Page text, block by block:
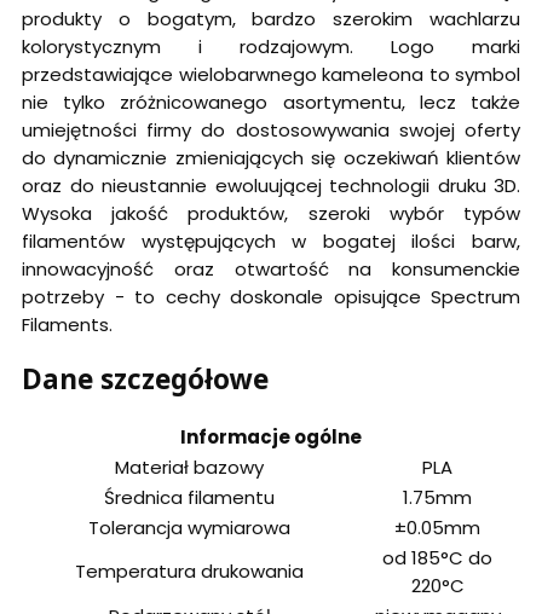
produkty o bogatym, bardzo szerokim wachlarzu
kolorystycznym i rodzajowym. Logo marki
przedstawiające wielobarwnego kameleona to symbol
nie tylko zróżnicowanego asortymentu, lecz także
umiejętności firmy do dostosowywania swojej oferty
do dynamicznie zmieniających się oczekiwań klientów
oraz do nieustannie ewoluującej technologii druku 3D.
Wysoka jakość produktów, szeroki wybór typów
filamentów występujących w bogatej ilości barw,
innowacyjność oraz otwartość na konsumenckie
potrzeby - to cechy doskonale opisujące Spectrum
Filaments.
Dane szczegółowe
Informacje ogólne
Materiał bazowy
PLA
Średnica filamentu
1.75mm
Tolerancja wymiarowa
±0.05mm
Temperatura drukowania
od 185°C do
220°C